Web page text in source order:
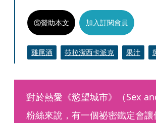
贊助本文 加入訂閱會員
雞尾酒 莎拉潔西卡派克 果汁
對於熱愛《慾望城市》（Sex
粉絲來說，有一個祕密鐵定會讓